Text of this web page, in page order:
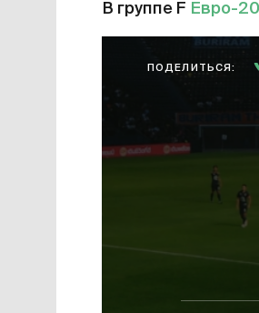
В группе F Евро-
ПОДЕЛИТЬСЯ: